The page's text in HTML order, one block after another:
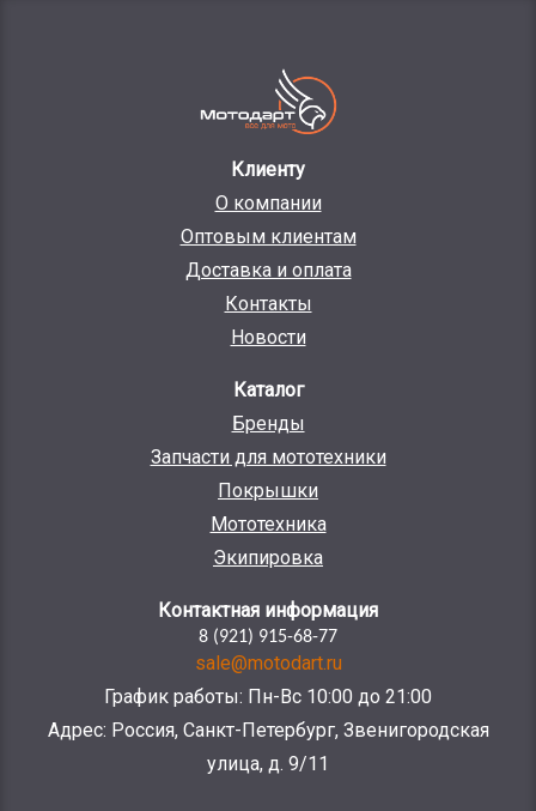
Клиенту
О компании
Оптовым клиентам
Доставка и оплата
Контакты
Новости
Каталог
Бренды
Запчасти для мототехники
Покрышки
Мототехника
Экипировка
Контактная информация
8 (921) 915-68-77
sale@motodart.ru
График работы: Пн-Вс 10:00 до 21:00
Адрес: Россия, Санкт-Петербург, Звенигородская
улица, д. 9/11